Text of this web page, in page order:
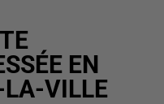
EN
LA-VILLE